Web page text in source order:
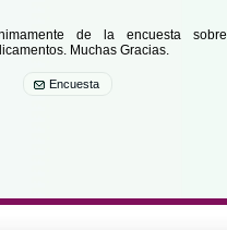
de la encuesta sobre
Muchas Gracias.
Encuesta